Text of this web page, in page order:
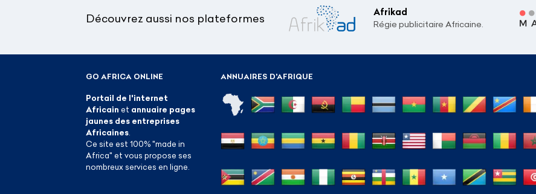
Découvrez aussi nos plateformes
Afrikad
Régie publicitaire Africaine.
ANNUAIRES D'AFRIQUE
GO AFRICA ONLINE
Portail de l'internet
Africain et annuaire pages
jaunes des entreprises
Africaines
Ce site est 100% "made in
Africa" et vous propose ses
nombreux services en ligne.